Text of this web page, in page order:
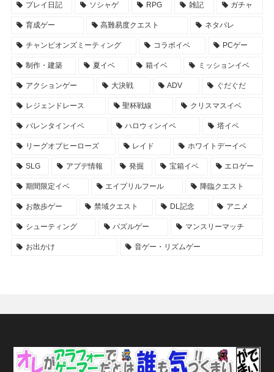
プレイ日記 ソシャゲ RPG 雑記 ガチャ
育成ゲー 高難易度クエスト ネタバレ
チャンピオンズミーティング コラボイベ PCゲー
制作・建築 夏イベ 箱イベ ミッションイベ
アクションゲー 大決戦 ADV ぐだぐだ
レジェンドレース 聖杯戦線 クリスマスイベ
バレンタインイベ ハロウィンイベ 塔イベ
リーグオブヒーローズ レイド ホワイトデーイベ
SLG アプデ情報 発掘 宝箱イベ エロゲー
期間限定イベ エイプリルフール 降臨クエスト
お散歩ゲー 禁域クエスト DL記念 アニメ
シューティング パズルゲー マンスリーマッチ
お出かけ 音ゲー・リズムゲー